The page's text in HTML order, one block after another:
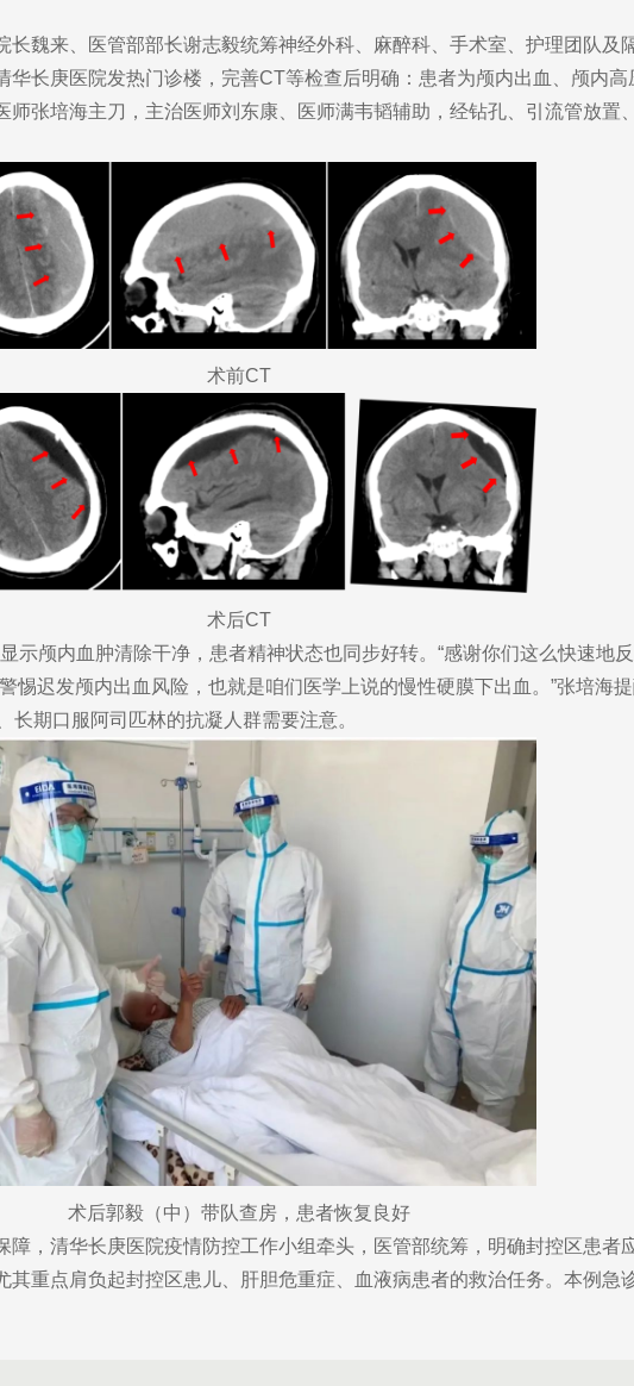
来、医管部部长谢志毅统筹神经外科、麻醉科、手术室、护理团队及
长庚医院发热门诊楼，完善CT等检查后明确：患者为颅内出血、颅内
张培海主刀，主治医师刘东康、医师满韦韬辅助，经钻孔、引流管放置
术前CT
术后CT
颅内血肿清除干净，患者精神状态也同步好转。“感谢你们这么快速地
惕迟发颅内出血风险，也就是咱们医学上说的慢性硬膜下出血。”张培海
期口服阿司匹林的抗凝人群需要注意。
术后郭毅（中）带队查房，患者恢复良好
清华长庚医院疫情防控工作小组牵头，医管部统筹，明确封控区患者
重点肩负起封控区患儿、肝胆危重症、血液病患者的救治任务。本例急